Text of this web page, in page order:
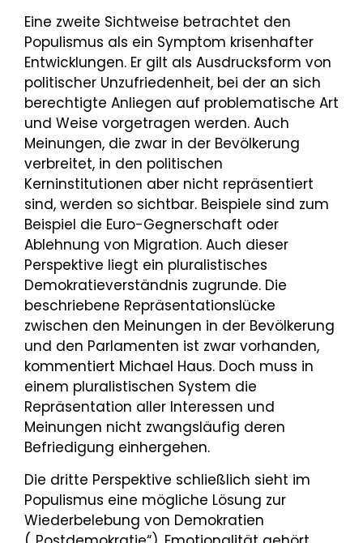
Eine zweite Sichtweise betrachtet den
Populismus als ein Symptom krisenhafter
Entwicklungen. Er gilt als Ausdrucksform von
politischer Unzufriedenheit, bei der an sich
berechtigte Anliegen auf problematische Art
und Weise vorgetragen werden. Auch
Meinungen, die zwar in der Bevölkerung
verbreitet, in den politischen
Kerninstitutionen aber nicht repräsentiert
sind, werden so sichtbar. Beispiele sind zum
Beispiel die Euro-Gegnerschaft oder
Ablehnung von Migration. Auch dieser
Perspektive liegt ein pluralistisches
Demokratieverständnis zugrunde. Die
beschriebene Repräsentationslücke
zwischen den Meinungen in der Bevölkerung
und den Parlamenten ist zwar vorhanden,
kommentiert Michael Haus. Doch muss in
einem pluralistischen System die
Repräsentation aller Interessen und
Meinungen nicht zwangsläufig deren
Befriedigung einhergehen.
Die dritte Perspektive schließlich sieht im
Populismus eine mögliche Lösung zur
Wiederbelebung von Demokratien